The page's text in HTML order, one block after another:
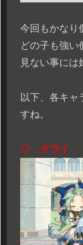
今回もかなり
どの子も強い
見ない事には
以下、各キャ
すね。
◇ クワイ